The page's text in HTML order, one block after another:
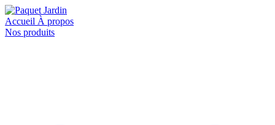
Accueil À propos
Nos produits